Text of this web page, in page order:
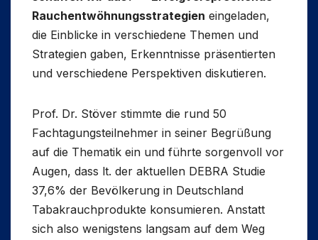
Rauchentwöhnungsstrategien eingeladen,
die Einblicke in verschiedene Themen und
Strategien gaben, Erkenntnisse präsentierten
und verschiedene Perspektiven diskutieren.
Prof. Dr. Stöver stimmte die rund 50
Fachtagungsteilnehmer in seiner Begrüßung
auf die Thematik ein und führte sorgenvoll vor
Augen, dass lt. der aktuellen DEBRA Studie
37,6% der Bevölkerung in Deutschland
Tabakrauchprodukte konsumieren. Anstatt
sich also wenigstens langsam auf dem Weg